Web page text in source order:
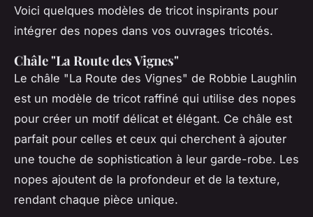
Voici quelques modèles de tricot inspirants pour
intégrer des nopes dans vos ouvrages tricotés.
Châle "La Route des Vignes"
Le châle "La Route des Vignes" de Robbie Laughlin
est un modèle de tricot raffiné qui utilise des nopes
pour créer un motif délicat et élégant. Ce châle est
parfait pour celles et ceux qui cherchent à ajouter
une touche de sophistication à leur garde-robe. Les
nopes ajoutent de la profondeur et de la texture,
rendant chaque pièce unique.